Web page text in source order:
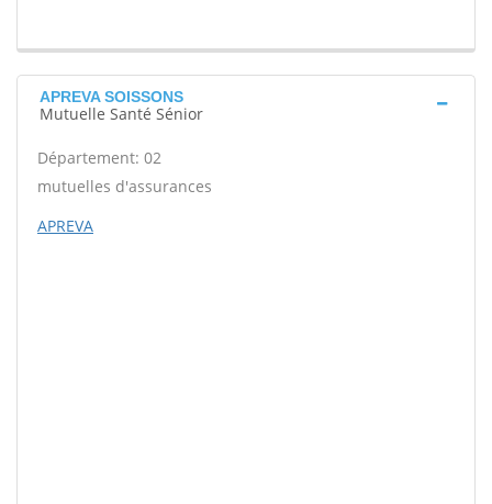
APREVA SOISSONS
Mutuelle Santé Sénior
Département: 02
mutuelles d'assurances
APREVA